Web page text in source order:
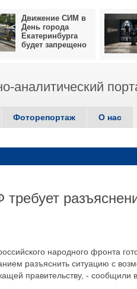
Движение СИМ в
День города
Екатеринбурга
будет запрещено
аналитический
Фоторепортаж О нас
народного фронта
разъяснить ситуацию с
правительству, - сообщили